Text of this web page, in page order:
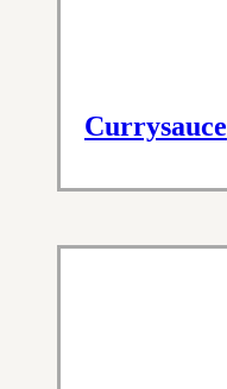
Currysauce